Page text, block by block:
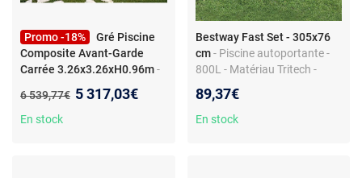
Promo -18%
Gré Piscine
Composite Avant-Garde
Carrée 3.26x3.26xH0.96m-
composite - Filtration à sable
incluse - Échelle en bois
Ancien prix :
6 539,77€ Nouveau prix :
5 317,03€
En stock
Bestway Fast Set - 305x76
cm - Piscine autoportante -
800L - Matériau Tritech -
rapide
89,37€
En stock